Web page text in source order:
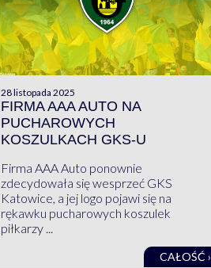
28 listopada 2025
FIRMA AAA AUTO NA
PUCHAROWYCH
KOSZULKACH GKS-U
Firma AAA Auto ponownie
zdecydowała się wesprzeć GKS
Katowice, a jej logo pojawi się na
rękawku pucharowych koszulek
piłkarzy ...
CAŁOŚĆ ›